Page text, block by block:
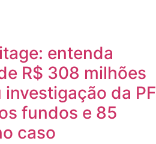
entenda
R$ 308 milhões
da PF
fundos e 85
caso